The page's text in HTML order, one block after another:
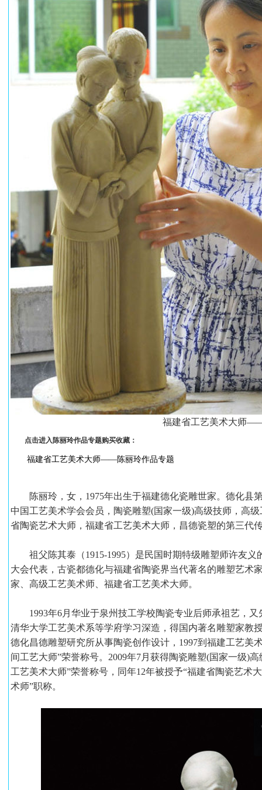
福建省工艺美术大师
点击进入陈丽玲作品专题购买收藏：
福建省工艺美术大师——陈丽玲作品专题
陈丽玲，女，1975年出生于福建德化瓷雕世家。德化县
中国工艺美术学会会员，陶瓷雕塑(国家一级)高级技师，高
省陶瓷艺术大师，福建省工艺美术大师，昌德瓷塑的第三代
祖父陈其泰（1915-1995）是民国时期特级雕塑师许友义
大会代表，古瓷都德化与福建省陶瓷界当代著名的雕塑艺术
家、高级工艺美术师、福建省工艺美术大师。
1993年6月华业于泉州技工学校陶瓷专业后师承祖艺，又
清华大学工艺美术系等学府学习深造，得国内著名雕塑家教
德化昌德雕塑研究所从事陶瓷创作设计，1997到福建工艺美
间工艺大师”荣誉称号。2009年7月获得陶瓷雕塑(国家一级)
工艺美术大师”荣誉称号，同年12年被授予“福建省陶瓷艺术
术师”职称。